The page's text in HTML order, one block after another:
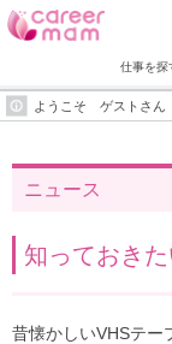
仕事を探
ようこそ ゲストさん
ニュース
知っておきた
昔懐かしいVHSテー